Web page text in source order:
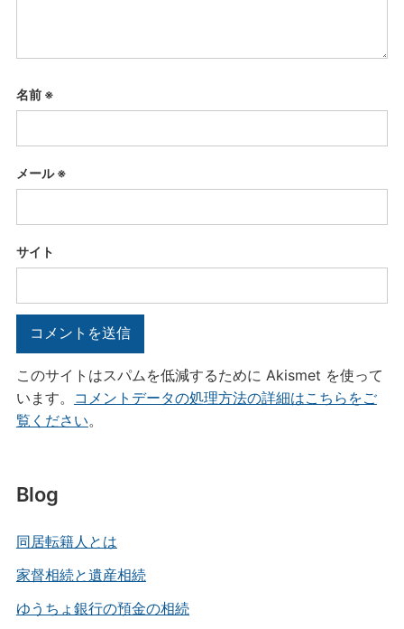
Blog
同居転籍人とは
家督相続と遺産相続
ゆうちょ銀行の預金の相続
名前 ※
メール※
サイト
このサイトはスパムを低減するために Akismet を使って
います。
コメントデータの処理方法の詳細はこちらをご
覧ください。